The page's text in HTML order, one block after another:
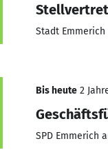
Stadt Emmerich
Bis heute 2
SPD Emmerich